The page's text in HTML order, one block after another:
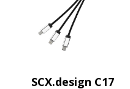
SCX.design C17